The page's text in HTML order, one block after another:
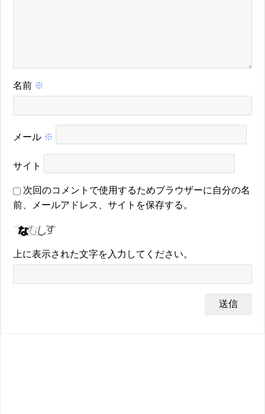
名前 ※
メール ※
サイト
次回のコメントで使用するためブラウザーに自分の名
前、メールアドレス、サイトを保存する。
上に表示された文字を入力してください。